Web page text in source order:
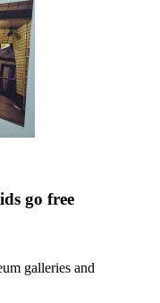
go free
galleries and